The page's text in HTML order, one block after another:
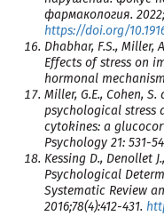
фармакология.
https://doi.org/
Dhabhar, F.S., Miller,
Effects of stress on
hormonal
Miller, G.E., Cohen,
psychological
cytokines: a
Psychology 21: 531-
Kessing D., Denollet
Psychological
Systematic Review
2016;78(4):412-431.